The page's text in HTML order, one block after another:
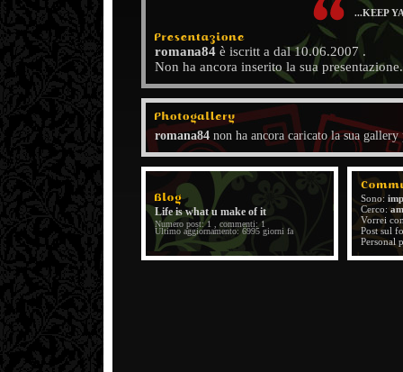
...KEEP
romana84 è iscritt a dal 10.06.2007 .
Non ha ancora inserito la sua presentazione.
romana84 non ha ancora caricato la sua gallery
Life is what u make of it
Numero post: 1 , commenti: 1
Ultimo aggiornamento: 6995 giorni fa
Sono:
Cerco:
Vorrei
Post sul
Personal